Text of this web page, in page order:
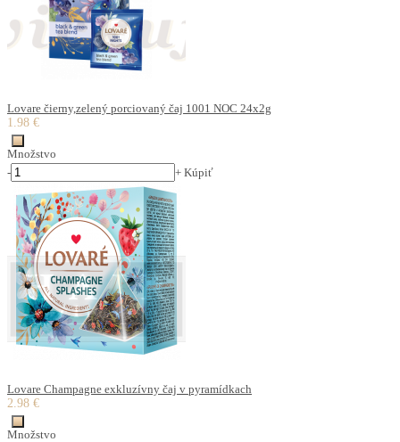
Lovare čierny,zelený porciovaný čaj 1001 NOC 24x2g
1.98 €
Množstvo
-
+ Kúpiť
Lovare Champagne exkluzívny čaj v pyramídkach
2.98 €
Množstvo